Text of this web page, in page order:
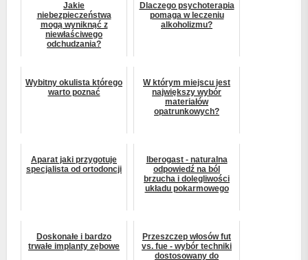
Jakie
niebezpieczeństwa
mogą wyniknąć z
niewłaściwego
odchudzania?
Dlaczego psychoterapia
pomaga w leczeniu
alkoholizmu?
Wybitny okulista którego
warto poznać
W którym miejscu jest
największy wybór
materiałów
opatrunkowych?
Aparat jaki przygotuje
specjalista od ortodoncji
Iberogast - naturalna
odpowiedź na ból
brzucha i dolegliwości
układu pokarmowego
Doskonałe i bardzo
trwałe implanty zębowe
Przeszczep włosów fut
vs. fue - wybór techniki
dostosowany do